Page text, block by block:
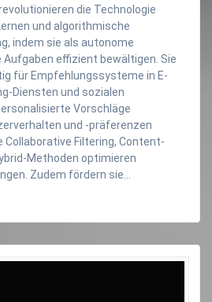
die Technologie
und algorithmische
indem sie als autonome
effizient bewältigen. Sie
für Empfehlungssysteme in E-
Diensten und sozialen
Vorschläge
und -präferenzen
Collaborative Filtering, Content-
Methoden optimieren
Zudem fördern sie…